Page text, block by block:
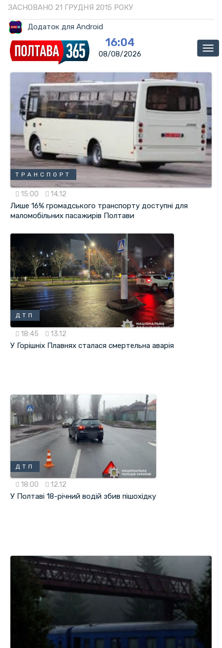
ЗАСНОВАНО 21 ГРУДНЯ 2015 РОКУ
Додаток для Android
16:04
08/08/2026
ТРАНСПОРТ
15:00 14.12
Лише 16% громадського транспорту доступні для
маломобільних пасажирів Полтави
ДТП
18:45 13.12
У Горішніх Плавнях сталася смертельна аварія
ДТП
18:00 12.12
У Полтаві 18-річний водій збив пішохідку